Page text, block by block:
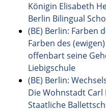
Königin Elisabeth
Berlin Bilingual
(BE) Berlin: Farben
Farben des
offenbart seine
Liebigschule
(BE) Berlin:
Die Wohnstadt Carl
Staatliche